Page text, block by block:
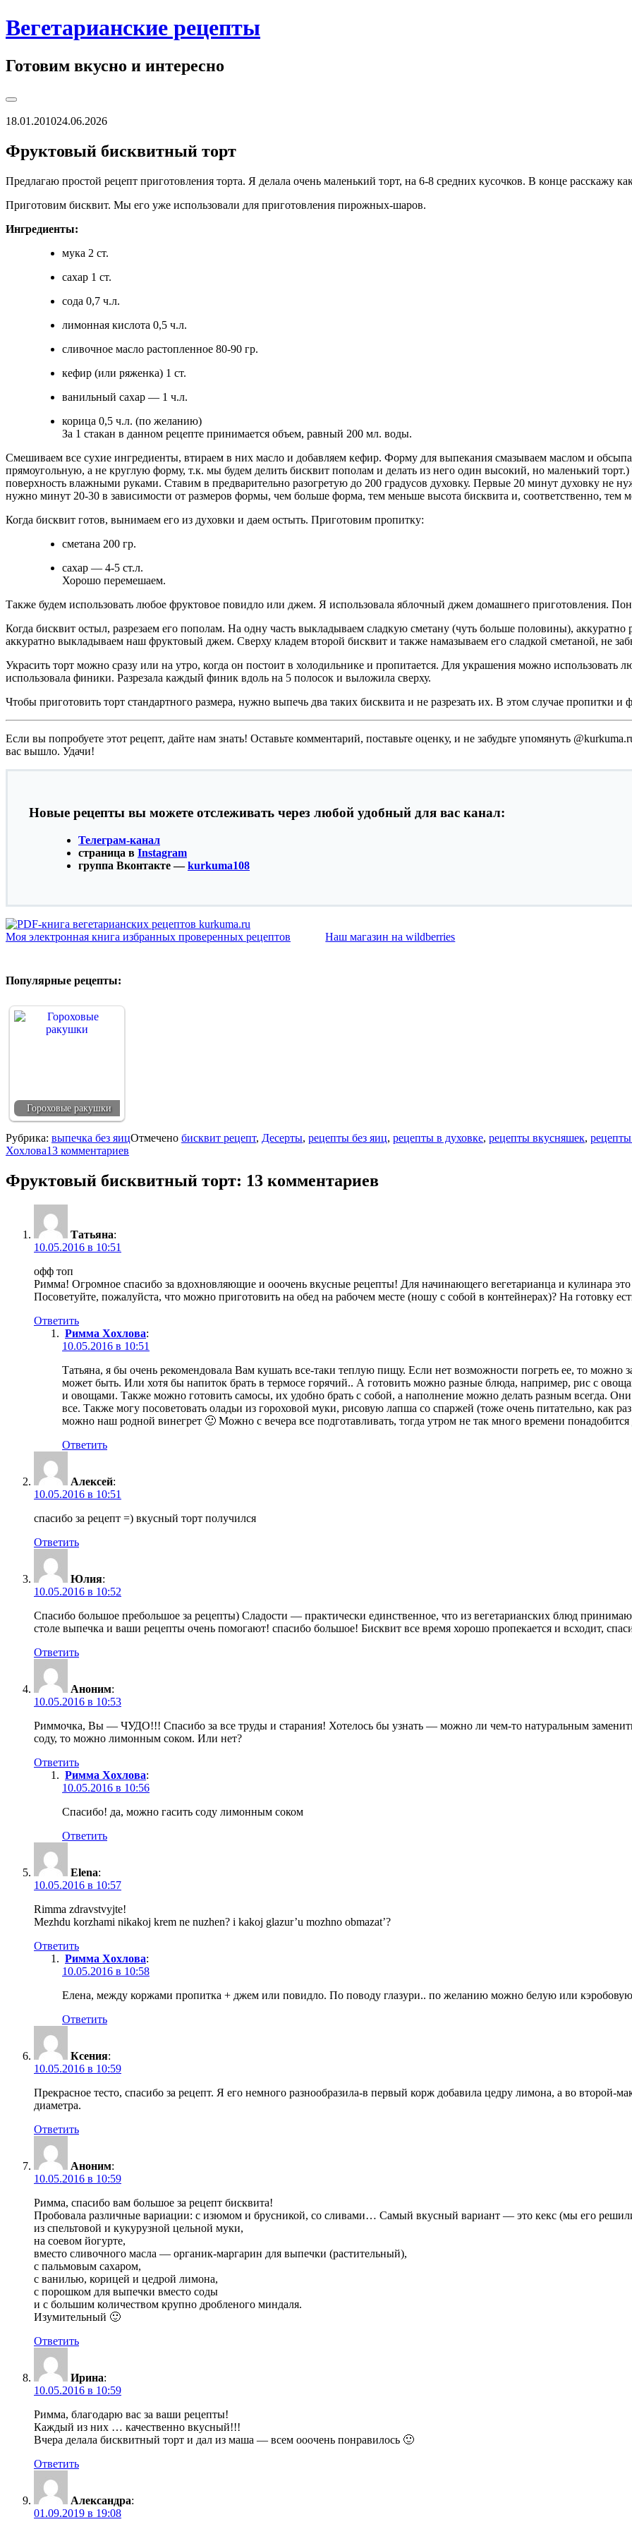
Перейти
к
Вегетарианские рецепты
Готовим вкусно и интересно
Toggle
Sidebar
18.01.201024.06.2026
Фруктовый бисквитный торт
Предлагаю простой рецепт приготовления торта. Я делала очень маленький торт, на 6-8 средних кусочков. В конце расскажу
Приготовим бисквит. Мы его уже использовали для приготовления пирожных-шаров.
Ингредиенты:
мука 2 ст.
сахар 1 ст.
сода 0,7 ч.л.
лимонная кислота 0,5 ч.л.
сливочное масло растопленное 80-90 гр.
кефир (или ряженка) 1 ст.
ванильный сахар — 1 ч.л.
корица 0,5 ч.л. (по желанию)
За 1 стакан в данном рецепте принимается объем, равный 200 мл. воды.
Смешиваем все сухие ингредиенты, втираем в них масло и добавляем кефир. Форму для выпекания смазываем маслом и
прямоугольную, а не круглую форму, т.к. мы будем делить бисквит пополам и делать из него один высокий, но маленький
поверхность влажными руками. Ставим в предварительно разогретую до 200 градусов духовку. Первые 20 минут духовку не
нужно минут 20-30 в зависимости от размеров формы, чем больше форма, тем меньше высота бисквита и, соответственно, тем
Когда бисквит готов, вынимаем его из духовки и даем остыть. Приготовим пропитку:
сметана 200 гр.
сахар — 4-5 ст.л.
Хорошо перемешаем.
Также будем использовать любое фруктовое повидло или джем. Я использовала яблочный джем домашнего приготовления.
Когда бисквит остыл, разрезаем его пополам. На одну часть выкладываем сладкую сметану (чуть больше половины),
аккуратно выкладываем наш фруктовый джем. Сверху кладем второй бисквит и также намазываем его сладкой сметаной, не
Украсить торт можно сразу или на утро, когда он постоит в холодильнике и пропитается. Для украшения можно
использовала финики. Разрезала каждый финик вдоль на 5 полосок и выложила сверху.
Чтобы приготовить торт стандартного размера, нужно выпечь два таких бисквита и не разрезать их. В этом случае пропитки и
Если вы попробуете этот рецепт, дайте нам знать! Оставьте комментарий, поставьте оценку, и не забудьте упомянуть
вас вышло. Удачи!
Новые рецепты вы можете отслеживать через любой удобный для вас канал:
Телеграм-канал
страница в Instagram
группа Вконтакте —kurkuma108
Моя электронная книга избранных проверенных рецептов Наш магазин на wildberries
Популярные рецепты:
Гороховые ракушки
Рубрика: выпечка без яицОтмечено бисквит рецепт, Десерты, рецепты без яиц, рецепты в духовке, рецепты вкусняшек,
Хохлова13 комментариев
Фруктовый бисквитный торт: 13 комментариев
Татьяна:
10.05.2016 в 10:51
офф топ
Римма! Огромное спасибо за вдохновляющие и ооочень вкусные рецепты! Для начинающего вегетарианца и кулинара это
Посоветуйте, пожалуйста, что можно приготовить на обед на рабочем месте (ношу с собой в контейнерах)? На готовку
Ответить
Римма Хохлова:
10.05.2016 в 10:51
Татьяна, я бы очень рекомендовала Вам кушать все-таки теплую пищу. Если нет возможности погреть ее, то
может быть. Или хотя бы напиток брать в термосе горячий.. А готовить можно разные блюда, например, рис с
и овощами. Также можно готовить самосы, их удобно брать с собой, а наполнение можно делать разным всегда.
все. Также могу посоветовать оладьи из гороховой муки, рисовую лапша со спаржей (тоже очень питательно, как
можно наш родной винегрет 🙂 Можно с вечера все подготавливать, тогда утром не так много времени понадобится
Ответить
Алексей:
10.05.2016 в 10:51
спасибо за рецепт =) вкусный торт получился
Ответить
Юлия:
10.05.2016 в 10:52
Спасибо большое пребольшое за рецепты) Сладости — практически единственное, что из вегетарианских блюд
столе выпечка и ваши рецепты очень помогают! спасибо большое! Бисквит все время хорошо пропекается и всходит,
Ответить
Аноним:
10.05.2016 в 10:53
Риммочка, Вы — ЧУДО!!! Спасибо за все труды и старания! Хотелось бы узнать — можно ли чем-то натуральным
соду, то можно лимонным соком. Или нет?
Ответить
Римма Хохлова:
10.05.2016 в 10:56
Спасибо! да, можно гасить соду лимонным соком
Ответить
Elena:
10.05.2016 в 10:57
Rimma zdravstvyjte!
Mezhdu korzhami nikakoj krem ne nuzhen? i kakoj glazur’u mozhno obmazat’?
Ответить
Римма Хохлова:
10.05.2016 в 10:58
Елена, между коржами пропитка + джем или повидло. По поводу глазури.. по желанию можно белую или
Ответить
Ксения:
10.05.2016 в 10:59
Прекрасное тесто, спасибо за рецепт. Я его немного разнообразила-в первый корж добавила цедру лимона, а во второй-
диаметра.
Ответить
Аноним:
10.05.2016 в 10:59
Римма, спасибо вам большое за рецепт бисквита!
Пробовала различные вариации: с изюмом и брусникой, со сливами… Самый вкусный вариант — это кекс (мы его
из спельтовой и кукурузной цельной муки,
на соевом йогурте,
вместо сливочного масла — органик-маргарин для выпечки (растительный),
с пальмовым сахаром,
с ванилью, корицей и цедрой лимона,
с порошком для выпечки вместо соды
и с большим количеством крупно дробленого миндаля.
Изумительный 🙂
Ответить
Ирина:
10.05.2016 в 10:59
Римма, благодарю вас за ваши рецепты!
Каждый из них … качественно вкусный!!!
Вчера делала бисквитный торт и дал из маша — всем ооочень понравилось 🙂
Ответить
Александра:
01.09.2019 в 19:08